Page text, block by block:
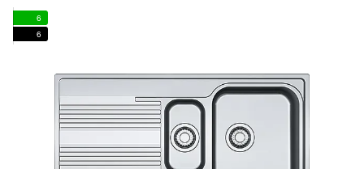
6
6